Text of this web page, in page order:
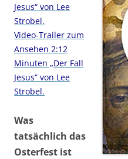
Jesus“ von Lee
Strobel.
Video-Trailer zum
Ansehen 2:12
Minuten „Der Fall
Jesus“ von Lee
Strobel.
Was
tatsächlich das
Osterfest ist